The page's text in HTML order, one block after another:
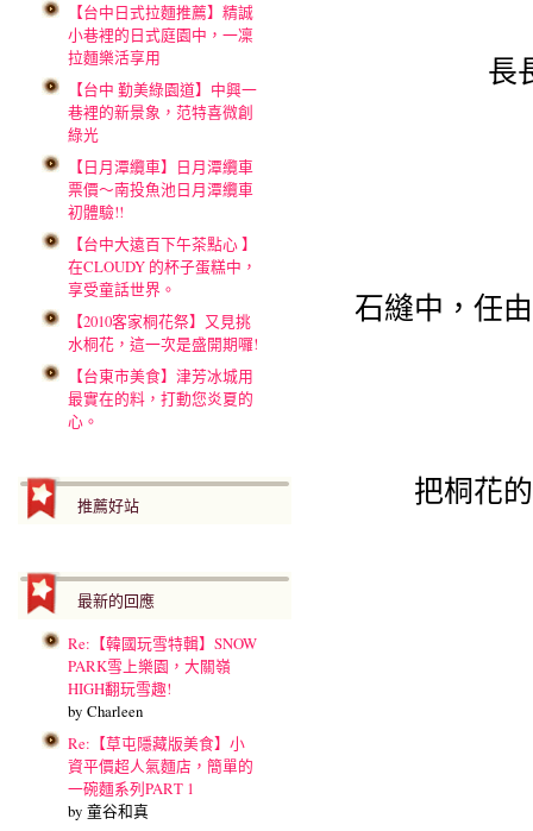
【台中日式拉麵推薦】精誠
小巷裡的日式庭園中，一凜
拉麵樂活享用
【台中 勤美綠園道】中興一
巷裡的新景象，范特喜微創
綠光
【日月潭纜車】日月潭纜車
票價～南投魚池日月潭纜車
初體驗!!
【台中大遠百下午茶點心 】
在CLOUDY 的杯子蛋糕中，
享受童話世界。
【2010客家桐花祭】又見挑
水桐花，這一次是盛開期囉!
【台東市美食】津芳冰城用
最實在的料，打動您炎夏的
心。
推薦好站
最新的回應
Re:【韓國玩雪特輯】SNOW
PARK雪上樂園，大關嶺
HIGH翻玩雪趣!
by Charleen
Re:【草屯隱藏版美食】小
資平價超人氣麵店，簡單的
一碗麵系列PART 1
by 童谷和真
長
石縫中，任
把桐花